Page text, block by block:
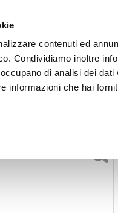
contenuti ed
Condividiamo inoltre
di analisi dei
informazioni che hai